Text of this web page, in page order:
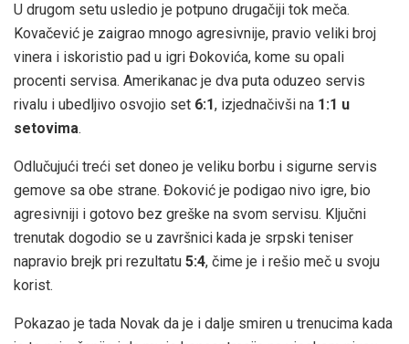
U drugom setu usledio je potpuno drugačiji tok meča.
Kovačević je zaigrao mnogo agresivnije, pravio veliki broj
vinera i iskoristio pad u igri Đokovića, kome su opali
procenti servisa. Amerikanac je dva puta oduzeo servis
rivalu i ubedljivo osvojio set 6:1, izjednačivši na 1:1 u
setovima.
Odlučujući treći set doneo je veliku borbu i sigurne servis
gemove sa obe strane. Đoković je podigao nivo igre, bio
agresivniji i gotovo bez greške na svom servisu. Ključni
trenutak dogodio se u završnici kada je srpski teniser
napravio brejk pri rezultatu 5:4, čime je i rešio meč u svoju
korist.
Pokazao je tada Novak da je i dalje smiren u trenucima kada